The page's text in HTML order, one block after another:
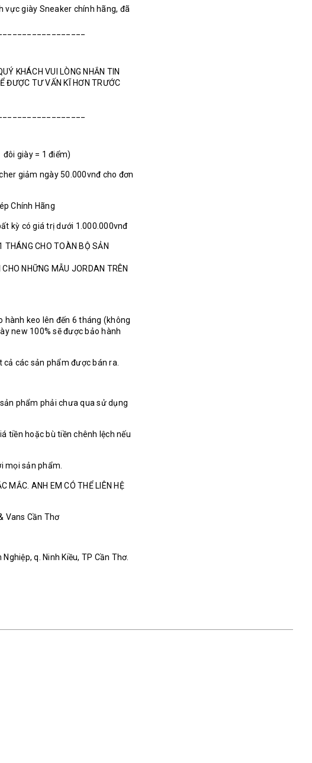
vực giày Sneaker chính hãng, đã
KHÁCH VUI LÒNG NHẮN TIN
ĐƯỢC TƯ VẤN KĨ HƠN TRƯỚC
giày = 1 điểm)
giảm ngày 50.000vnđ cho đơn
Chính Hãng
kỳ có giá trị dưới 1.000.000vnđ
THÁNG CHO TOÀN BỘ SẢN
NHỮNG MẪU JORDAN TRÊN
hành keo lên đến 6 tháng (không
new 100% sẽ được bảo hành
các sản phẩm được bán ra.
phẩm phải chưa qua sử dụng
tiền hoặc bù tiền chênh lệch nếu
mọi sản phẩm.
MẮC. ANH EM CÓ THỂ LIÊN HỆ
Vans Cần Thơ
q. Ninh Kiều, TP Cần Thơ.